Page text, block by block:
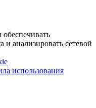
и анализировать сетевой
использования